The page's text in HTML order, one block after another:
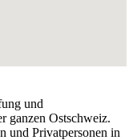
und
ganzen Ostschweiz.
und Privatpersonen in